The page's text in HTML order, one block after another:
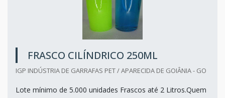
FRASCO CILÍNDRICO 250ML
IGP INDÚSTRIA DE GARRAFAS PET / APARECIDA DE GOIÂNIA - GO
Lote mínimo de 5.000 unidades Frascos até 2 Litros.Quem